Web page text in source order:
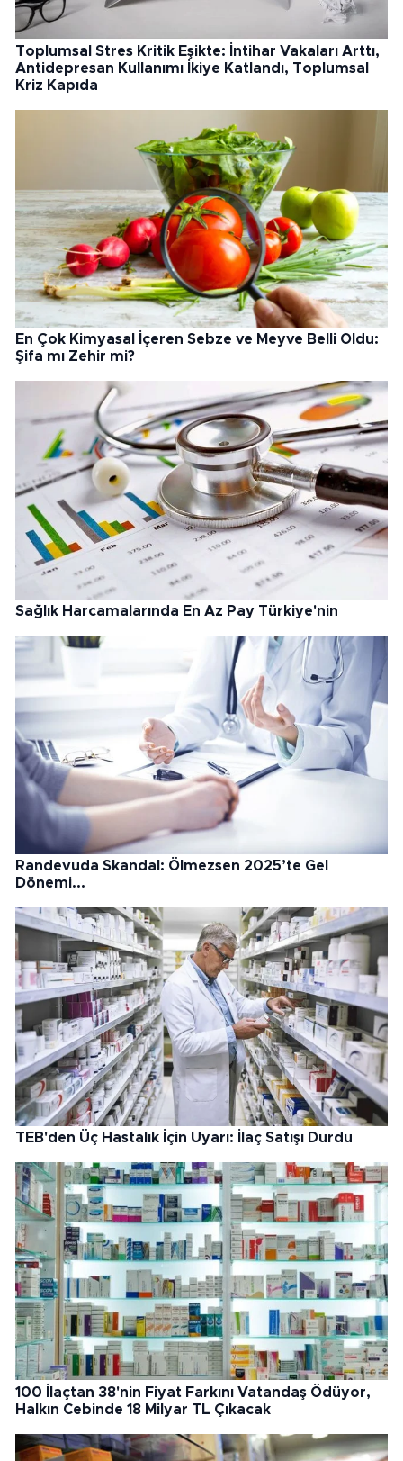
Toplumsal Stres Kritik Eşikte: İntihar Vakaları Arttı,
Antidepresan Kullanımı İkiye Katlandı, Toplumsal
Kriz Kapıda
En Çok Kimyasal İçeren Sebze ve Meyve Belli Oldu:
Şifa mı Zehir mi?
Sağlık Harcamalarında En Az Pay Türkiye'nin
Randevuda Skandal: Ölmezsen 2025’te Gel
Dönemi...
TEB'den Üç Hastalık İçin Uyarı: İlaç Satışı Durdu
100 İlaçtan 38'nin Fiyat Farkını Vatandaş Ödüyor,
Halkın Cebinde 18 Milyar TL Çıkacak